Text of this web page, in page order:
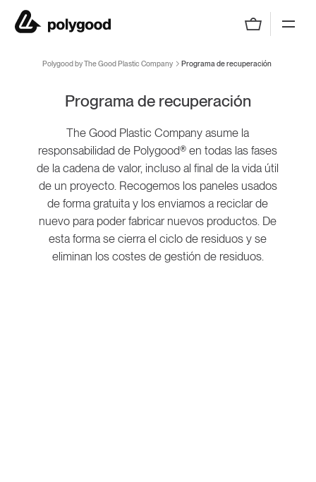
Polygood by The Good Plastic Company
Polygood by The Good Plastic Company Programa de recuperación
Programa de recuperación
The Good Plastic Company asume la
responsabilidad de Polygood® en todas las fases
de la cadena de valor, incluso al final de la vida útil
de un proyecto. Recogemos los paneles usados
de forma gratuita y los enviamos a reciclar de
nuevo para poder fabricar nuevos productos. De
esta forma se cierra el ciclo de residuos y se
eliminan los costes de gestión de residuos.